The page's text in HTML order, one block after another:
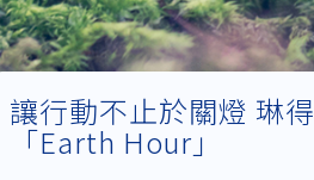
讓行動不止於關燈 琳
「Earth Hour」